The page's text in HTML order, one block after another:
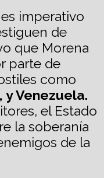
imperativo
de
que Morena
parte de
como
y Venezuela.
el Estado
la soberanía
de la